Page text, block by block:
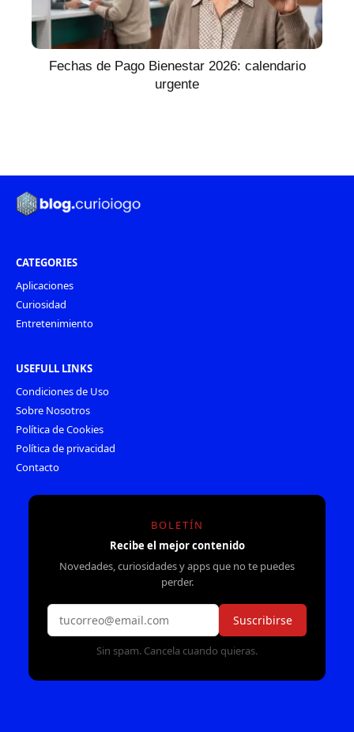
Fechas de Pago Bienestar 2026: calendario
urgente
CATEGORIES
Aplicaciones
Curiosidad
Entretenimiento
USEFULL LINKS
Condiciones de Uso
Sobre Nosotros
Política de Cookies
Política de privacidad
Contacto
BOLETÍN
Recibe el mejor contenido
Novedades, curiosidades y apps que no te puedes
perder.
Suscribirse
Sin spam. Cancela cuando quieras.